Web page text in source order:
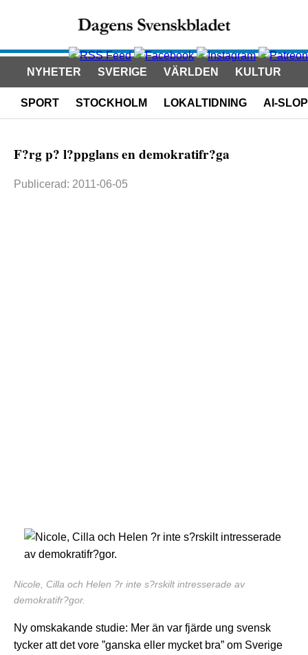
NYHETER SVERIGE VÄRLDEN KULTUR
SPORT STOCKHOLM LOKALTIDNING AI-SLOP
F?rg p? l?ppglans en demokratifr?ga
Publicerad: 2011-06-05
Nicole, Cilla och Helen ?r inte s?rskilt intresserade av
demokratifr?gor.
Ny omskakande studie: Mer än var fjärde ung svensk
tycker att det vore ”ganska eller mycket bra” om Sverige